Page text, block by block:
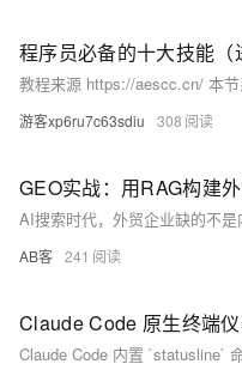
游客xp6ru7c63sdiu 308
GEO实战：用RAG构建
AB客 241
Claude Code 原生终端